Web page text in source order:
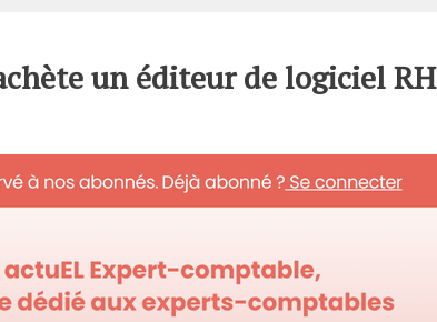
un éditeur de logiciel RH